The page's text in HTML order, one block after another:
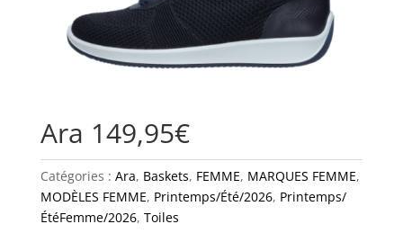
Ara 149,95€
Catégories : Ara, Baskets, FEMME, MARQUES FEMME,
MODÈLES FEMME, Printemps/Été/2026, Printemps/
ÉtéFemme/2026, Toiles